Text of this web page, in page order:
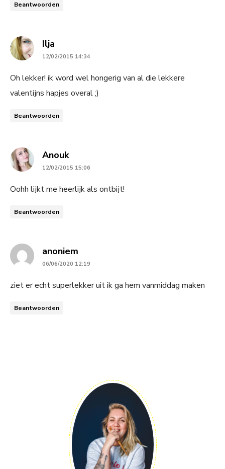
Beantwoorden
Ilja
12/02/2015 14:34
Oh lekker! ik word wel hongerig van al die lekkere
valentijns hapjes overal ;)
Beantwoorden
Anouksays:
12/02/2015 15:06
Oohh lijkt me heerlijk als ontbijt!
Beantwoorden
anoniem
06/06/2020 12:19
ziet er echt superlekker uit ik ga hem vanmiddag maken
Beantwoorden